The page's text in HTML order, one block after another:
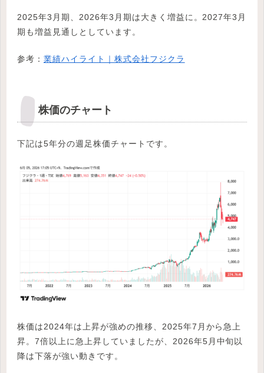
2025年3月期、2026年3月期は大きく増益に。2027年3月
期も増益見通しとしています。
参考： 業績ハイライト｜株式会社フジクラ
株価のチャート
下記は5年分の週足株価チャートです。
株価は2024年は上昇が強めの推移、2025年7月から急上
昇。7倍以上に急上昇していましたが、2026年5月中旬以
降は下落が強い動きです。